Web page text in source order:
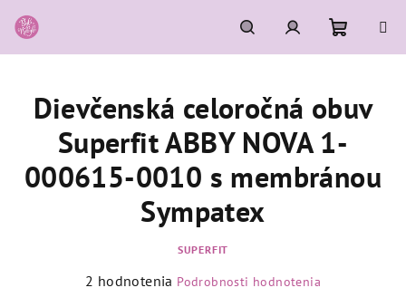
na
obsah
HľadaťPrihlásenie
košík
Dievčenská celoročná obuv
Superfit ABBY NOVA 1-
000615-0010 s membránou
Sympatex
SUPERFIT
Priemerné
2 hodnotenia Podrobnosti hodnotenia